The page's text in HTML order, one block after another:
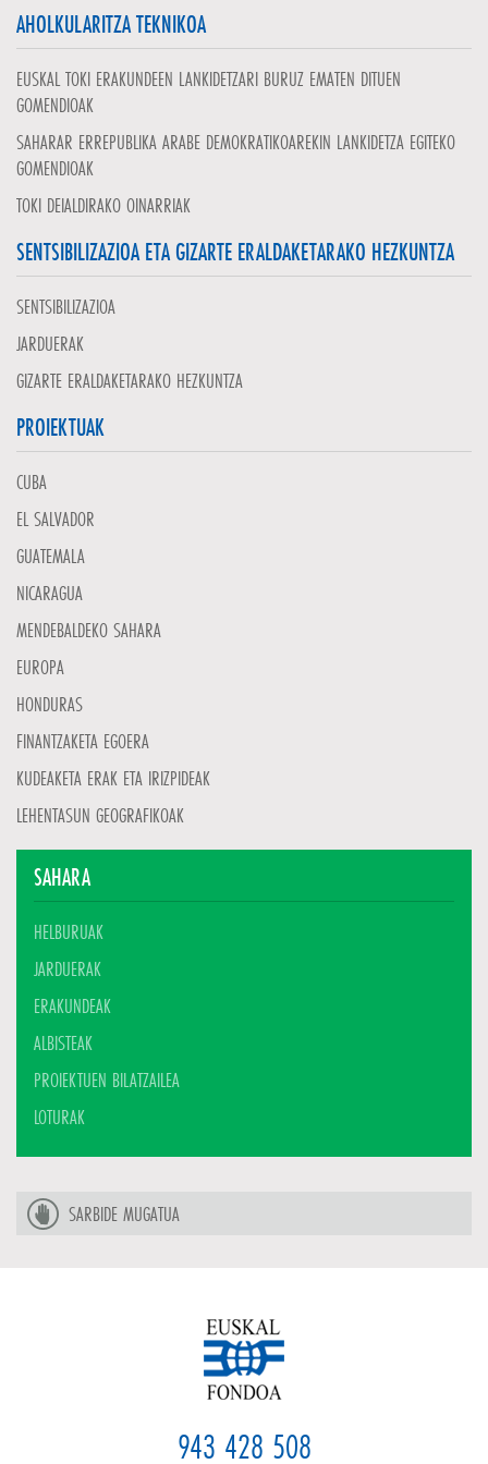
AHOLKULARITZA TEKNIKOA
EUSKAL TOKI ERAKUNDEEN LANKIDETZARI BURUZ EMATEN DITUEN
GOMENDIOAK
SAHARAR ERREPUBLIKA ARABE DEMOKRATIKOAREKIN LANKIDETZA EGITEKO
GOMENDIOAK
TOKI DEIALDIRAKO OINARRIAK
SENTSIBILIZAZIOA ETA GIZARTE ERALDAKETARAKO HEZKUNTZA
SENTSIBILIZAZIOA
JARDUERAK
GIZARTE ERALDAKETARAKO HEZKUNTZA
PROIEKTUAK
CUBA
EL SALVADOR
GUATEMALA
NICARAGUA
MENDEBALDEKO SAHARA
EUROPA
HONDURAS
FINANTZAKETA EGOERA
KUDEAKETA ERAK ETA IRIZPIDEAK
LEHENTASUN GEOGRAFIKOAK
SAHARA
HELBURUAK
JARDUERAK
ERAKUNDEAK
ALBISTEAK
PROIEKTUEN BILATZAILEA
LOTURAK
SARBIDE MUGATUA
943 428 508